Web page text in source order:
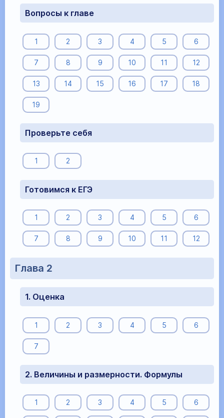
Вопросы к главе
1 2 3 4 5 6
7 8 9 10 11 12
13 14 15 16 17 18
19
Проверьте себя
1 2
Готовимся к ЕГЭ
1 2 3 4 5 6
7 8 9 10 11 12
Глава 2
1. Оценка
1 2 3 4 5 6
7
2. Величины и размерности. Формулы
1 2 3 4 5 6